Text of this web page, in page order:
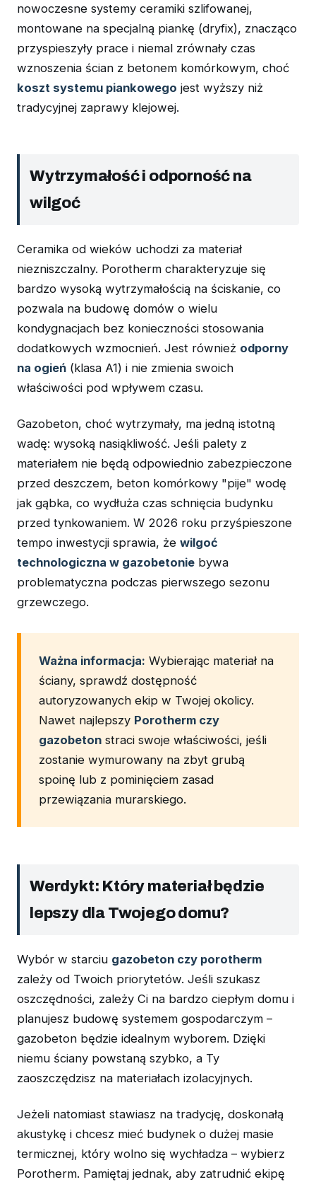
nowoczesne systemy ceramiki szlifowanej,
montowane na specjalną piankę (dryfix), znacząco
przyspieszyły prace i niemal zrównały czas
wznoszenia ścian z betonem komórkowym, choć
koszt systemu piankowego jest wyższy niż
tradycyjnej zaprawy klejowej.
Wytrzymałość i odporność na
wilgoć
Ceramika od wieków uchodzi za materiał
niezniszczalny. Porotherm charakteryzuje się
bardzo wysoką wytrzymałością na ściskanie, co
pozwala na budowę domów o wielu
kondygnacjach bez konieczności stosowania
dodatkowych wzmocnień. Jest również odporny
na ogień (klasa A1) i nie zmienia swoich
właściwości pod wpływem czasu.
Gazobeton, choć wytrzymały, ma jedną istotną
wadę: wysoką nasiąkliwość. Jeśli palety z
materiałem nie będą odpowiednio zabezpieczone
przed deszczem, beton komórkowy "pije" wodę
jak gąbka, co wydłuża czas schnięcia budynku
przed tynkowaniem. W 2026 roku przyśpieszone
tempo inwestycji sprawia, że wilgoć
technologiczna w gazobetonie bywa
problematyczna podczas pierwszego sezonu
grzewczego.
Ważna informacja: Wybierając materiał na
ściany, sprawdź dostępność
autoryzowanych ekip w Twojej okolicy.
Nawet najlepszy Porotherm czy
gazobeton straci swoje właściwości, jeśli
zostanie wymurowany na zbyt grubą
spoinę lub z pominięciem zasad
przewiązania murarskiego.
Werdykt: Który materiał będzie
lepszy dla Twojego domu?
Wybór w starciu gazobeton czy porotherm
zależy od Twoich priorytetów. Jeśli szukasz
oszczędności, zależy Ci na bardzo ciepłym domu i
planujesz budowę systemem gospodarczym –
gazobeton będzie idealnym wyborem. Dzięki
niemu ściany powstaną szybko, a Ty
zaoszczędzisz na materiałach izolacyjnych.
Jeżeli natomiast stawiasz na tradycję, doskonałą
akustykę i chcesz mieć budynek o dużej masie
termicznej, który wolno się wychładza – wybierz
Porotherm. Pamiętaj jednak, aby zatrudnić ekipę